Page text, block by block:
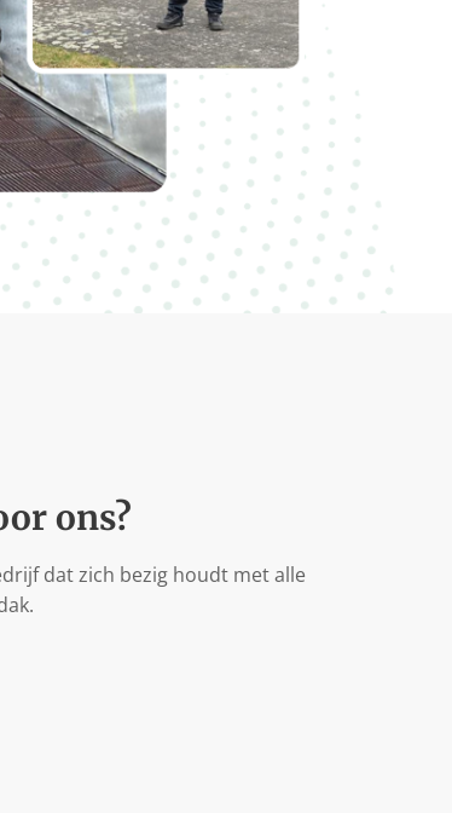
ons?
dat zich bezig houdt met alle